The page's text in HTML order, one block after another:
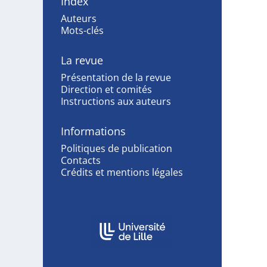
Auteurs
Mots-clés
La revue
Présentation de la revue
Direction et comités
Instructions aux auteurs
Informations
Politiques de publication
Contacts
Crédits et mentions légales
Affiliations/partenaires